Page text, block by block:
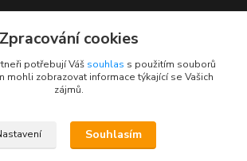
733 530 378
15 hod.)
Zpracování cookies
potřebují Váš souhlas s použitím souborů
mohli zobrazovat informace týkající se Vašich
zájmů.
Souhlasím